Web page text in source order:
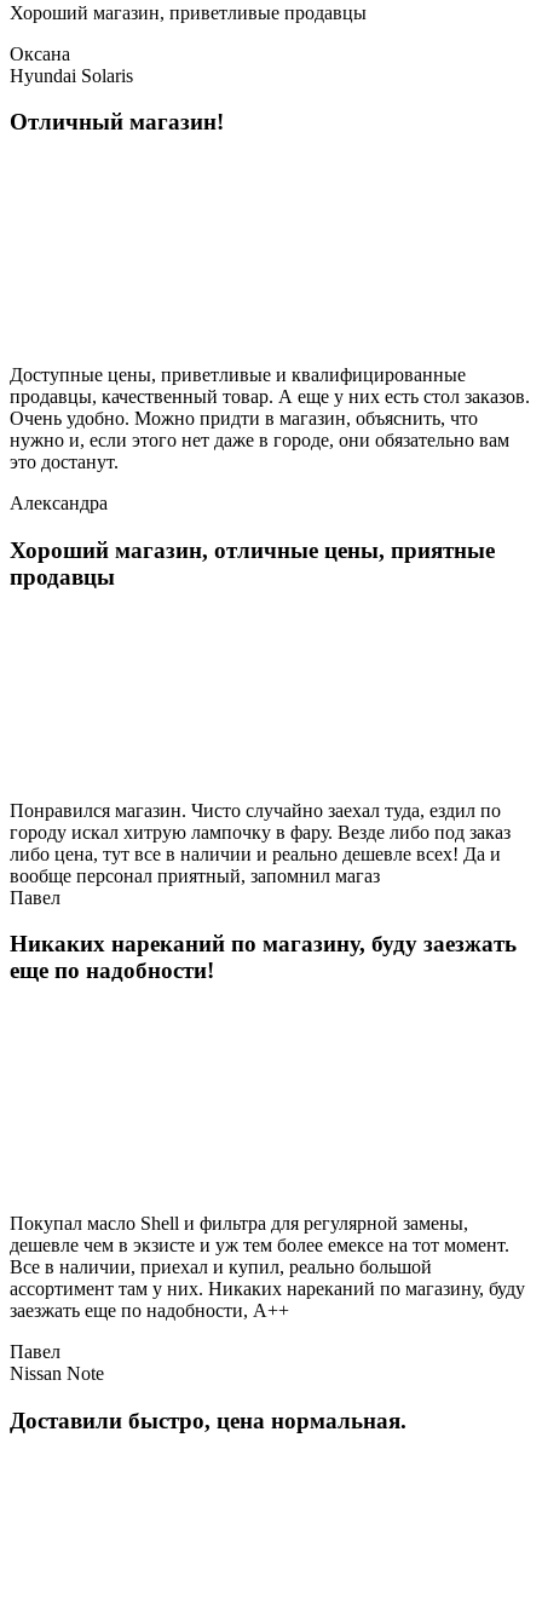
Хороший магазин, приветливые продавцы
Оксана
Hyundai Solaris
Отличный магазин!
Доступные цены, приветливые и квалифицированные
продавцы, качественный товар. А еще у них есть стол заказов.
Очень удобно. Можно придти в магазин, объяснить, что
нужно и, если этого нет даже в городе, они обязательно вам
это достанут.
Александра
Хороший магазин, отличные цены, приятные
продавцы
Понравился магазин. Чисто случайно заехал туда, ездил по
городу искал хитрую лампочку в фару. Везде либо под заказ
либо цена, тут все в наличии и реально дешевле всех! Да и
вообще персонал приятный, запомнил магаз
Павел
Никаких нареканий по магазину, буду заезжать
еще по надобности!
Покупал масло Shell и фильтра для регулярной замены,
дешевле чем в экзисте и уж тем более емексе на тот момент.
Все в наличии, приехал и купил, реально большой
ассортимент там у них. Никаких нареканий по магазину, буду
заезжать еще по надобности, A++
Павел
Nissan Note
Доставили быстро, цена нормальная.